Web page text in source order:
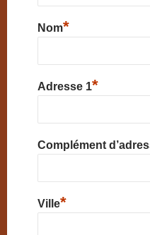
Nom*
Adresse 1*
Complément
Ville*